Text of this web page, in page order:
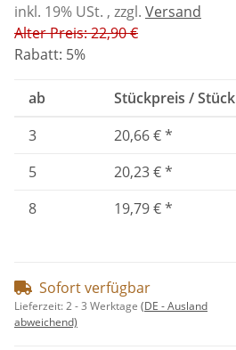
inkl. 19% USt. , zzgl. Versand
Alter Preis: 22,90 €
Rabatt: 5%
ab
Stückpreis / Stück
3
20,66 €*
5
20,23 €*
8
19,79 €*
Sofort verfügbar
Lieferzeit:2 - 3 Werktage (DE - Ausland
abweichend)